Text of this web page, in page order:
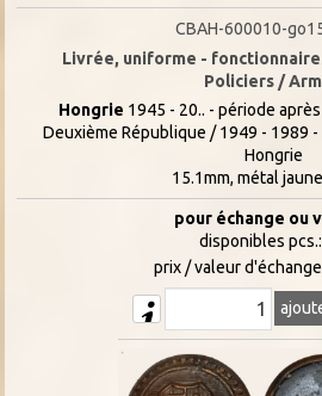
CBAH-600010-
Livrée, uniforme -
Policiers /
Hongrie 1945 - 20.. - période
Deuxième République / 1949 - 1989
Hongrie
15.1mm, métal
pour échange ou
disponibles pcs.:
prix / valeur